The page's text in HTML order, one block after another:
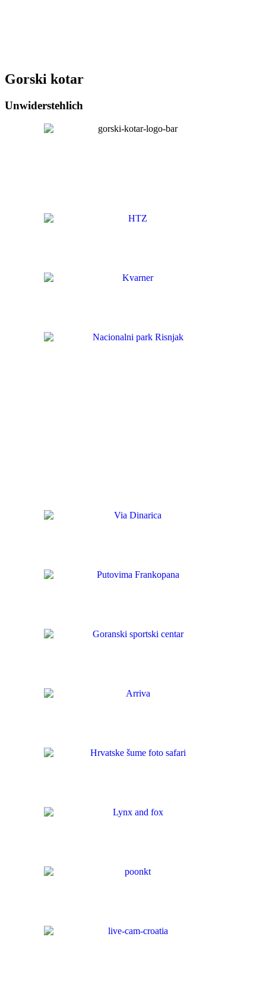
Gorski kotar
Unwiderstehlich